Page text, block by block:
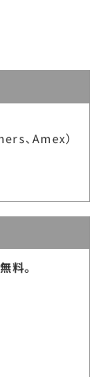
、Amex）
料。